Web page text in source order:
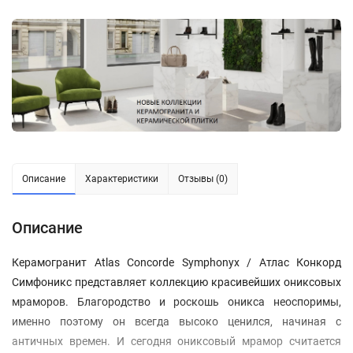
Описание Характеристики Отзывы (0)
Описание
Керамогранит Atlas Concorde Symphonyx / Атлас Конкорд
Симфоникс представляет коллекцию красивейших ониксовых
мраморов. Благородство и роскошь оникса неоспоримы,
именно поэтому он всегда высоко ценился, начиная с
античных времен. И сегодня ониксовый мрамор считается